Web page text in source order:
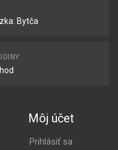
Bytča
Môj účet
Prihlásiť sa